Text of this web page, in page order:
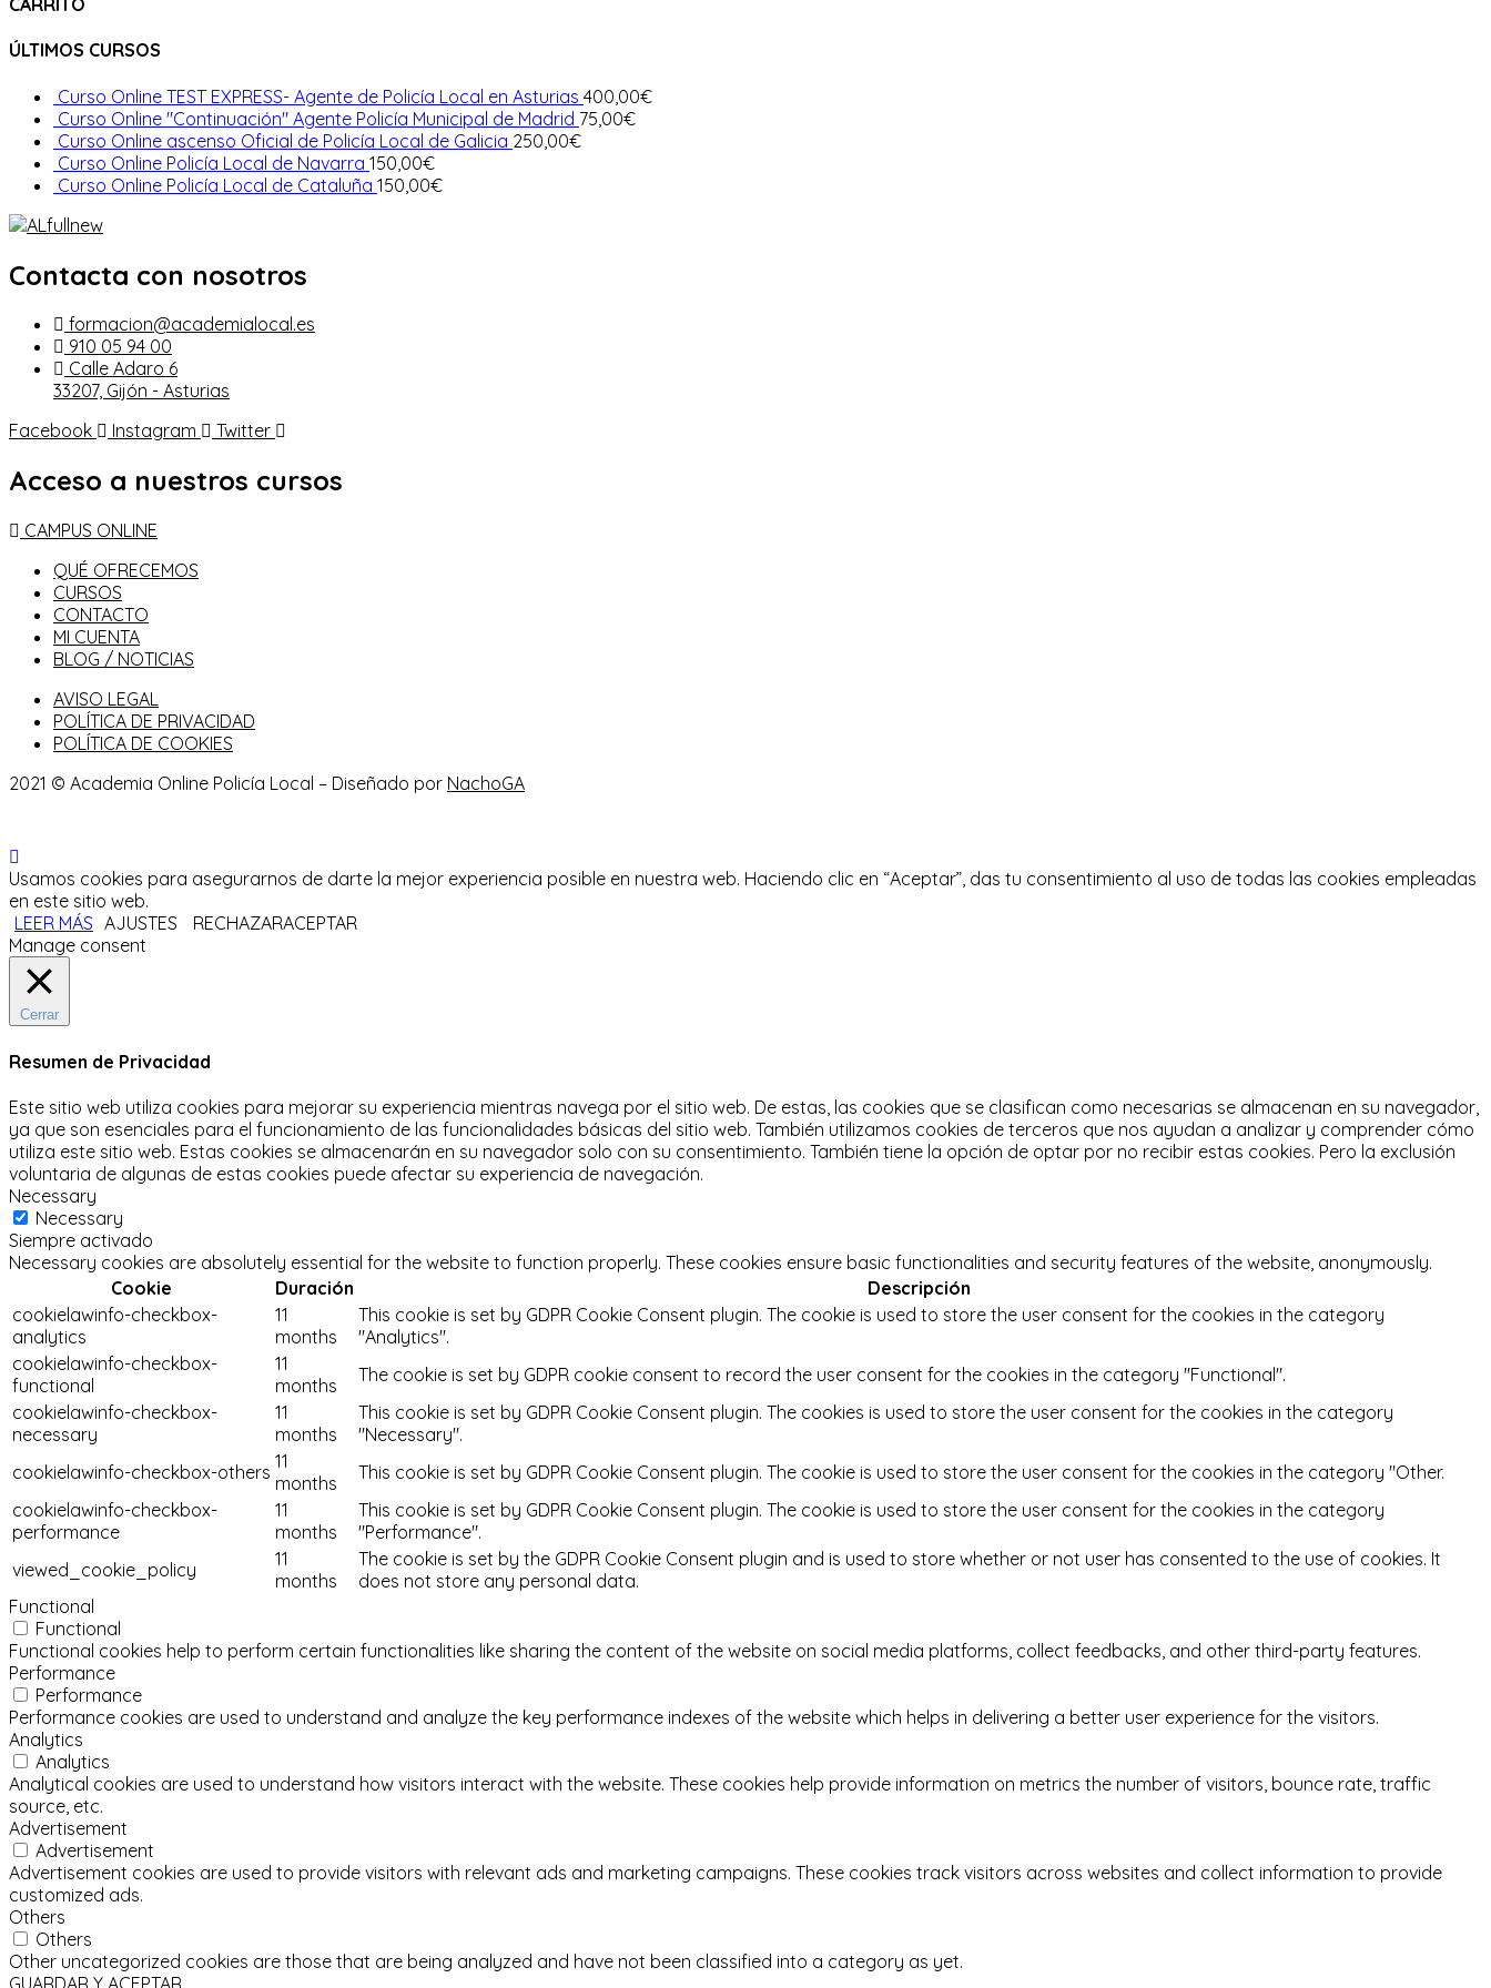
CARRITO
ÚLTIMOS CURSOS
Curso Online TEST EXPRESS- Agente de Policía Local en Asturias 400,00€
Curso Online "Continuación" Agente Policía Municipal de Madrid 75,00€
Curso Online ascenso Oficial de Policía Local de Galicia 250,00€
Curso Online Policía Local de Navarra 150,00€
Curso Online Policía Local de Cataluña 150,00€
Contacta con nosotros
formacion@academialocal.es
910 05 94 00
Calle Adaro 6
33207, Gijón - Asturias
Facebook
Instagram Twitter
Acceso a nuestros cursos
CAMPUS ONLINE
QUÉ OFRECEMOS
CURSOS
CONTACTO
MI CUENTA
BLOG / NOTICIAS
AVISO LEGAL
POLÍTICA DE PRIVACIDAD
POLÍTICA DE COOKIES
2021 © Academia Online Policía Local – Diseñado por NachoGA
Usamos cookies para asegurarnos de darte la mejor experiencia posible en nuestra web. Haciendo clic en “Aceptar”, das tu consentimiento al uso de todas las cookies empleadas
en este sitio web.
LEER MÁS AJUSTES RECHAZARACEPTAR
Manage consent
Cerrar
Resumen de Privacidad
Este sitio web utiliza cookies para mejorar su experiencia mientras navega por el sitio web. De estas, las cookies que se clasifican como necesarias se almacenan en su navegador,
ya que son esenciales para el funcionamiento de las funcionalidades básicas del sitio web. También utilizamos cookies de terceros que nos ayudan a analizar y comprender cómo
utiliza este sitio web. Estas cookies se almacenarán en su navegador solo con su consentimiento. También tiene la opción de optar por no recibir estas cookies. Pero la exclusión
voluntaria de algunas de estas cookies puede afectar su experiencia de navegación.
Necessary
Necessary
Siempre activado
Necessary cookies are absolutely essential for the website to function properly. These cookies ensure basic functionalities and security features of the website, anonymously.
Cookie
Duración
Descripción
cookielawinfo-checkbox-
analytics
11
months
This cookie is set by GDPR Cookie Consent plugin. The cookie is used to store the user consent for the cookies in the category
"Analytics".
cookielawinfo-checkbox-
functional
11
months
The cookie is set by GDPR cookie consent to record the user consent for the cookies in the category "Functional".
cookielawinfo-checkbox-
necessary
11
months
This cookie is set by GDPR Cookie Consent plugin. The cookies is used to store the user consent for the cookies in the category
"Necessary".
cookielawinfo-checkbox-others 11
months
This cookie is set by GDPR Cookie Consent plugin. The cookie is used to store the user consent for the cookies in the category "Other.
cookielawinfo-checkbox-
performance
11
months
This cookie is set by GDPR Cookie Consent plugin. The cookie is used to store the user consent for the cookies in the category
"Performance".
viewed_cookie_policy
11
months
The cookie is set by the GDPR Cookie Consent plugin and is used to store whether or not user has consented to the use of cookies. It
does not store any personal data.
Functional
Functional
Functional cookies help to perform certain functionalities like sharing the content of the website on social media platforms, collect feedbacks, and other third-party features.
Performance
Performance
Performance cookies are used to understand and analyze the key performance indexes of the website which helps in delivering a better user experience for the visitors.
Analytics
Analytics
Analytical cookies are used to understand how visitors interact with the website. These cookies help provide information on metrics the number of visitors, bounce rate, traffic
source, etc.
Advertisement
Advertisement
Advertisement cookies are used to provide visitors with relevant ads and marketing campaigns. These cookies track visitors across websites and collect information to provide
customized ads.
Others
Others
Other uncategorized cookies are those that are being analyzed and have not been classified into a category as yet.
GUARDAR Y ACEPTAR